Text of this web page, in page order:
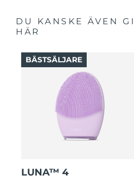
DU KANSKE ÄVEN
HÄR
LUNA™ 4
BÄSTSÄLJARE